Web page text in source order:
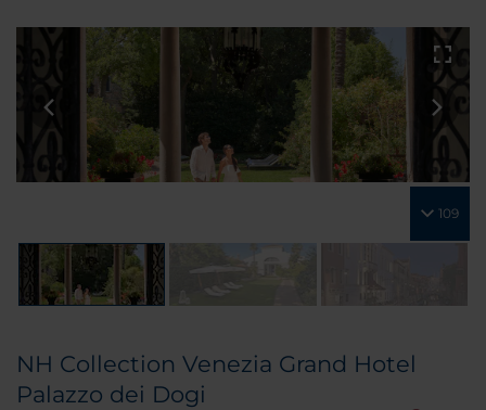
109
NH Collection Venezia Grand Hotel
Palazzo dei Dogi